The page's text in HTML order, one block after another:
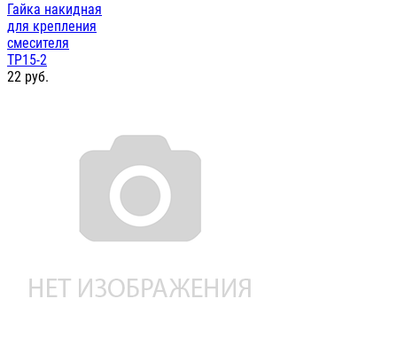
Гайка накидная
для крепления
смесителя
ТР15-2
22 руб.